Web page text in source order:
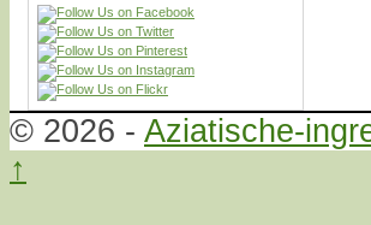
© 2026 - Aziatische-
↑